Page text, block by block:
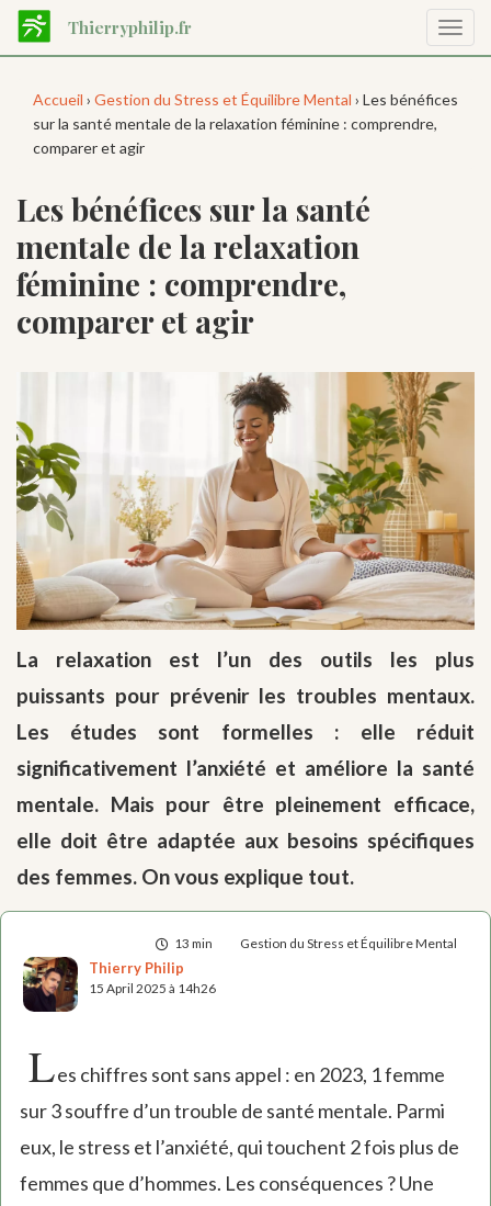
Aller
contenu
Thierryphilip.fr
la
Accueil › Gestion du Stress et Équilibre Mental › Les bénéfices
sur la santé mentale de la relaxation féminine : comprendre,
comparer et agir
Les bénéfices sur la santé
mentale de la relaxation
féminine : comprendre,
comparer et agir
La relaxation est l’un des outils les plus
puissants pour prévenir les troubles mentaux.
Les études sont formelles : elle réduit
significativement l’anxiété et améliore la santé
mentale. Mais pour être pleinement efficace,
elle doit être adaptée aux besoins spécifiques
des femmes. On vous explique tout.
13 min Gestion du Stress et Équilibre Mental
Thierry Philip
15 April 2025 à 14h26
Les chiffres sont sans appel : en 2023, 1 femme
sur 3 souffre d’un trouble de santé mentale. Parmi
eux, le stress et l’anxiété, qui touchent 2 fois plus de
femmes que d’hommes. Les conséquences ? Une